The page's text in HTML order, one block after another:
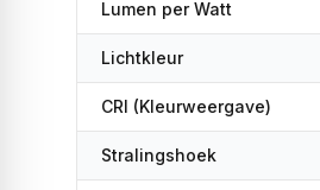
Lumen per Watt
Lichtkleur
CRI (Kleurweergave)
Stralingshoek